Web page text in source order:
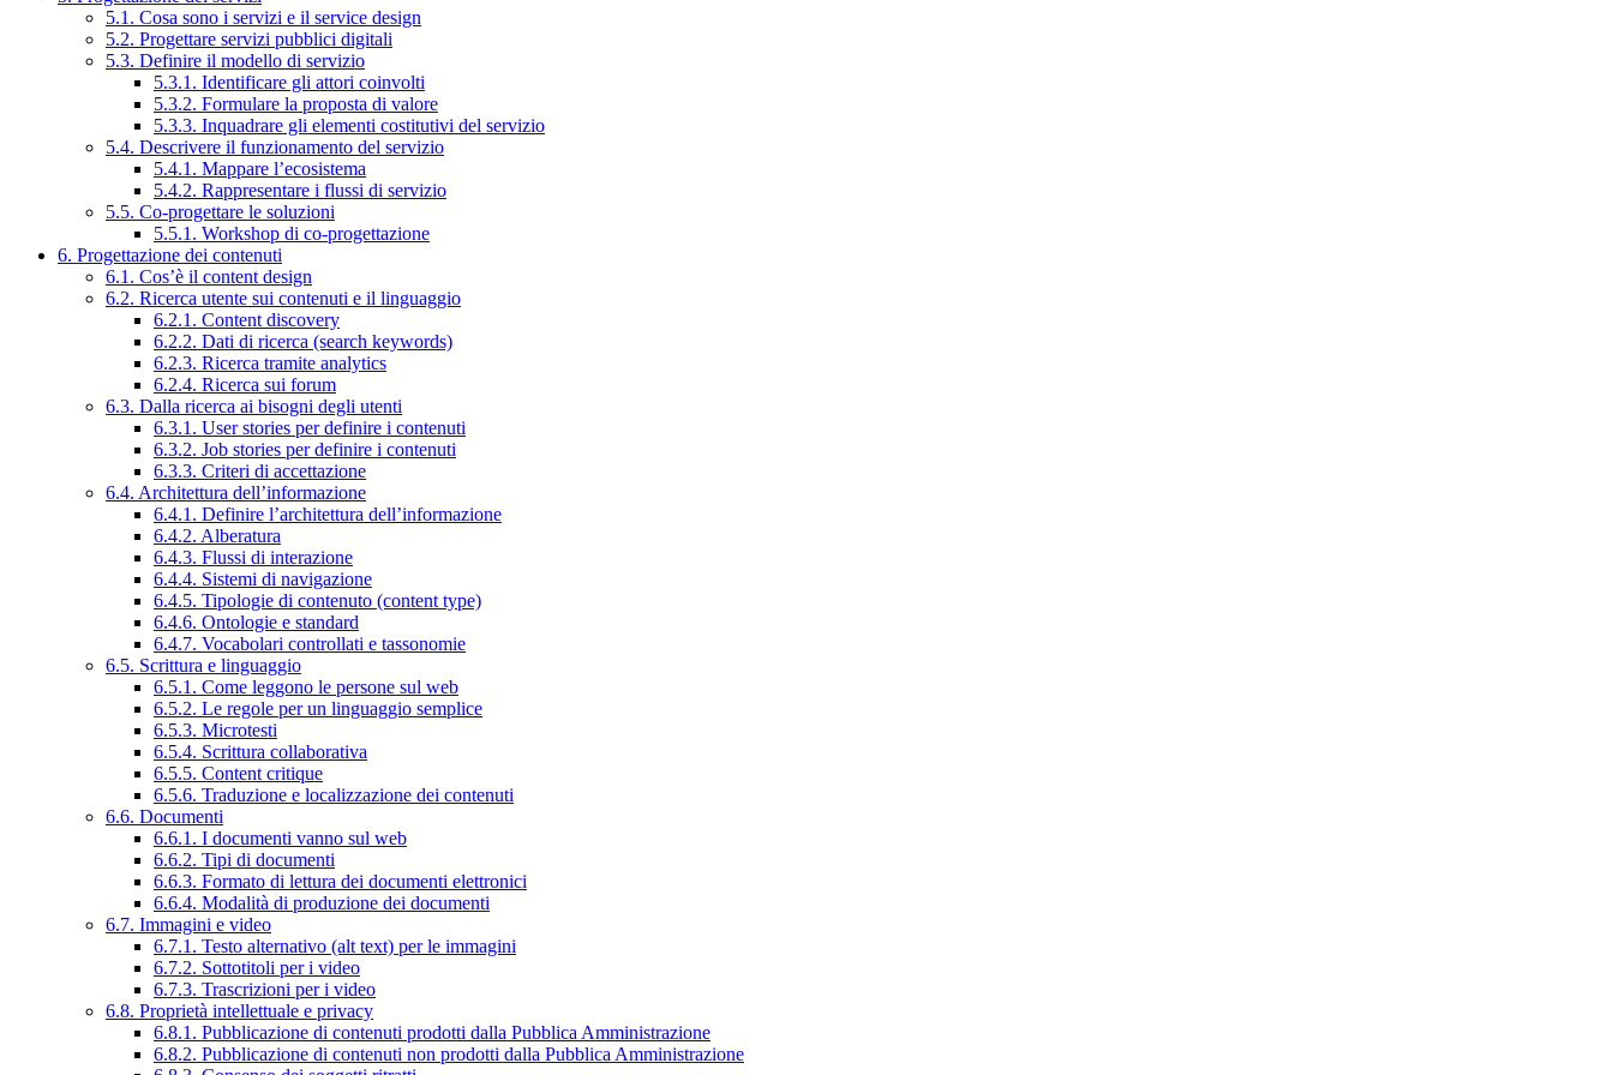
5.1. Cosa sono i servizi e il service design
5.2. Progettare servizi pubblici digitali
5.3. Definire il modello di servizio
5.3.1. Identificare gli attori coinvolti
5.3.2. Formulare la proposta di valore
5.3.3. Inquadrare gli elementi costitutivi del servizio
5.4. Descrivere il funzionamento del servizio
5.4.1. Mappare l’ecosistema
5.4.2. Rappresentare i flussi di servizio
5.5. Co-progettare le soluzioni
5.5.1. Workshop di co-progettazione
6. Progettazione dei contenuti
6.1. Cos’è il content design
6.2. Ricerca utente sui contenuti e il linguaggio
6.2.1. Content discovery
6.2.2. Dati di ricerca (search keywords)
6.2.3. Ricerca tramite analytics
6.2.4. Ricerca sui forum
6.3. Dalla ricerca ai bisogni degli utenti
6.3.1. User stories per definire i contenuti
6.3.2. Job stories per definire i contenuti
6.3.3. Criteri di accettazione
6.4. Architettura dell’informazione
6.4.1. Definire l’architettura dell’informazione
6.4.2. Alberatura
6.4.3. Flussi di interazione
6.4.4. Sistemi di navigazione
6.4.5. Tipologie di contenuto (content type)
6.4.6. Ontologie e standard
6.4.7. Vocabolari controllati e tassonomie
6.5. Scrittura e linguaggio
6.5.1. Come leggono le persone sul web
6.5.2. Le regole per un linguaggio semplice
6.5.3. Microtesti
6.5.4. Scrittura collaborativa
6.5.5. Content critique
6.5.6. Traduzione e localizzazione dei contenuti
6.6. Documenti
6.6.1. I documenti vanno sul web
6.6.2. Tipi di documenti
6.6.3. Formato di lettura dei documenti elettronici
6.6.4. Modalità di produzione dei documenti
6.7. Immagini e video
6.7.1. Testo alternativo (alt text) per le immagini
6.7.2. Sottotitoli per i video
6.7.3. Trascrizioni per i video
6.8. Proprietà intellettuale e privacy
6.8.1. Pubblicazione di contenuti prodotti dalla Pubblica Amministrazione
6.8.2. Pubblicazione di contenuti non prodotti dalla Pubblica Amministrazione